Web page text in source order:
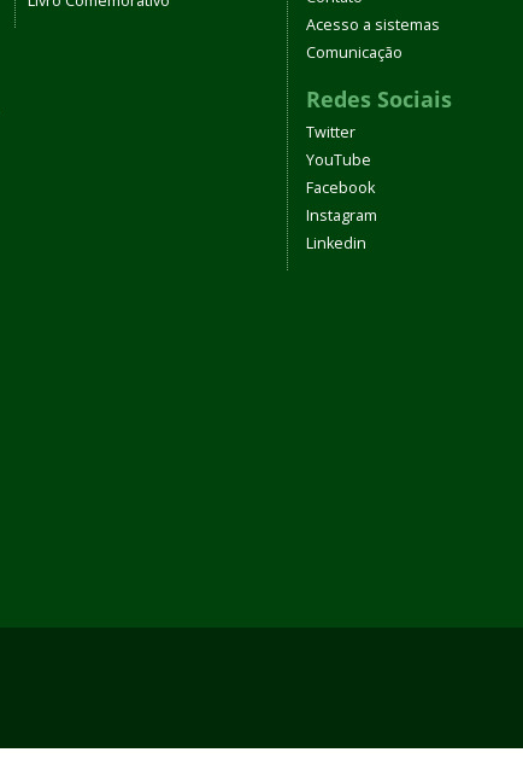
Acesso a sistemas
Comunicação
Redes Sociais
Twitter
YouTube
Facebook
Instagram
Linkedin